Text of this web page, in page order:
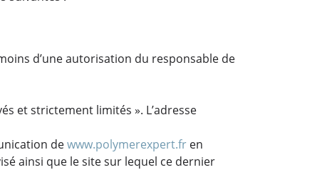
d’une autorisation du responsable de
et strictement limités ». L’adresse
dewww.polymerexpert.fr en
ainsi que le site sur lequel ce dernier